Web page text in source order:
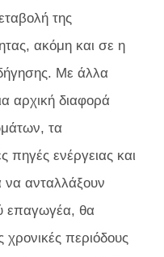
της
ακόμη και σε η
Με άλλα
αρχική διαφορά
τα
πηγές ενέργειας και
να ανταλλάξουν
επαγωγέα, θα
χρονικές περιόδους